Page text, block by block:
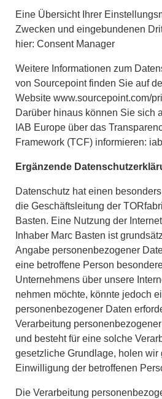
Eine Übersicht Ihrer
Zwecken und eingebundenen
hier: Consent Manager
Weitere Informationen zum
von Sourcepoint finden Sie auf
Website www.sourcepoint.com/
Darüber hinaus können Sie sich
IAB Europe über das
Framework (TCF) informieren:
Ergänzende
Datenschutz hat einen
die Geschäftsleitung der
Basten. Eine Nutzung der
Inhaber Marc Basten ist
Angabe personenbezogener
eine betroffene Person
Unternehmens über unsere
nehmen möchte, könnte jedoch
personenbezogener Daten
Verarbeitung
und besteht für eine solche
gesetzliche Grundlage, holen wir
Einwilligung der betroffenen
Die Verarbeitung